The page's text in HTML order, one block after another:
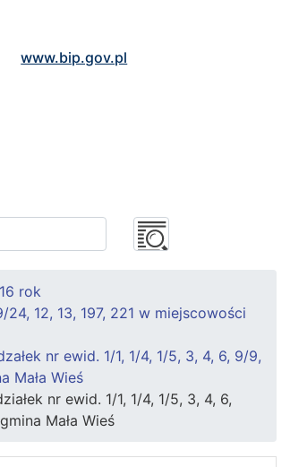
www.bip.gov.pl
rok
12, 13, 197, 221 w miejscowości
nr ewid. 1/1, 1/4, 1/5, 3, 4, 6, 9/9,
Mała Wieś
nr ewid. 1/1, 1/4, 1/5, 3, 4, 6,
Mała Wieś